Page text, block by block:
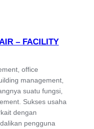
– FACILITY
office
management,
suatu fungsi,
Sukses usaha
dengan
pengguna